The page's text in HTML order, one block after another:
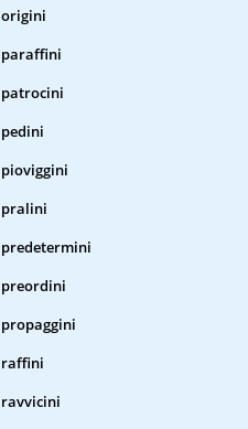
origini
paraffini
patrocini
pedini
pioviggini
pralini
predetermini
preordini
propaggini
raffini
ravvicini